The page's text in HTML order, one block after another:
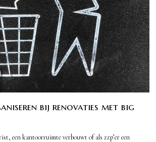
bij renovaties met big
een kantoorruimte verbouwt of als zzp’er een